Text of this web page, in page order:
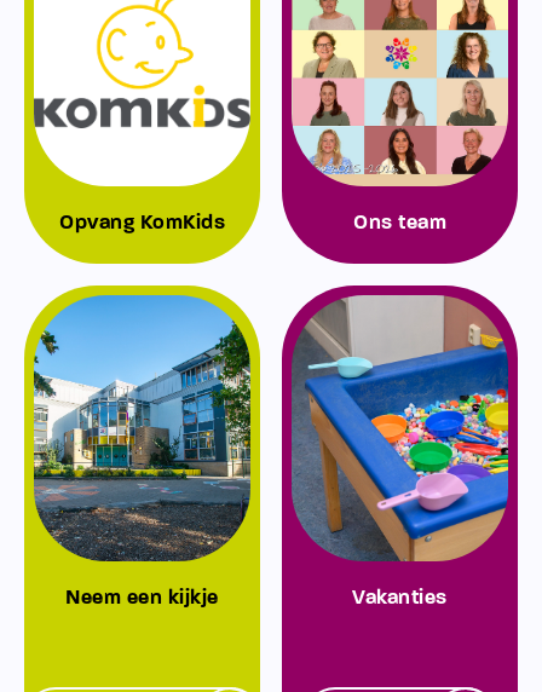
Opvang KomKids Ons team
Neem een kijkje Vakanties